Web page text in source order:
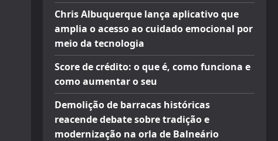
Chris Albuquerque lança aplicativo que
amplia o acesso ao cuidado emocional por
meio da tecnologia
Score de crédito: o que é, como funciona e
como aumentar o seu
Demolição de barracas históricas
reacende debate sobre tradição e
modernização na orla de Balneário